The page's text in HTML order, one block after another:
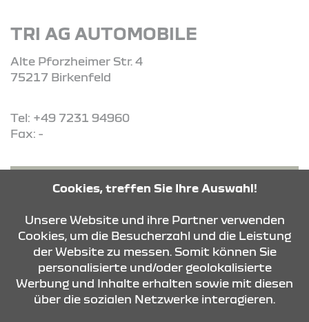
TRI AG AUTOMOBILE
Alte Pforzheimer Str. 4
75217 Birkenfeld
Tel: +49 7231 94960
Fax: -
ROUTE PLANEN
ANFRAGE SENDEN
KONTAKT & ANFAHRT
Cookies, treffen Sie Ihre Auswahl!
Unsere Website und ihre Partner verwenden
Cookies, um die Besucherzahl und die Leistung
der Website zu messen. Somit können Sie
personalisierte und/oder geolokalisierte
Werbung und Inhalte erhalten sowie mit diesen
über die sozialen Netzwerke interagieren.